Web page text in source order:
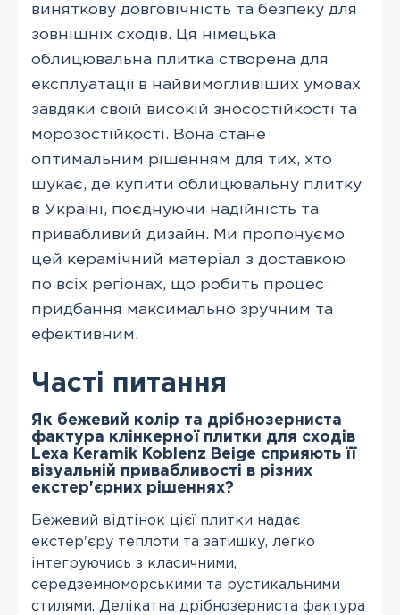
виняткову довговічність та безпеку для
зовнішніх сходів. Ця німецька
облицювальна плитка створена для
експлуатації в найвимогливіших умовах
завдяки своїй високій зносостійкості та
морозостійкості. Вона стане
оптимальним рішенням для тих, хто
шукає, де купити облицювальну плитку
в Україні, поєднуючи надійність та
привабливий дизайн. Ми пропонуємо
цей керамічний матеріал з доставкою
по всіх регіонах, що робить процес
придбання максимально зручним та
ефективним.
Часті питання
Як бежевий колір та дрібнозерниста
фактура клінкерної плитки для сходів
Lexa Keramik Koblenz Beige сприяють її
візуальній привабливості в різних
екстер'єрних рішеннях?
Бежевий відтінок цієї плитки надає
екстер'єру теплоти та затишку, легко
інтегруючись з класичними,
середземноморськими та рустикальними
стилями. Делікатна дрібнозерниста фактура